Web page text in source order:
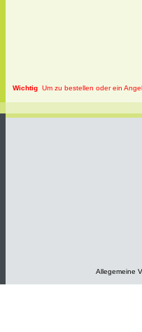
Wichtig Um zu bestellen oder ein
Allegemeine